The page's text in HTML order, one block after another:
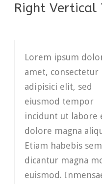
Right Vertical
Lorem ipsum
amet, consectetur
adipisici elit, sed
eiusmod tempor
incidunt ut labore
dolore magna
Etiam habebis sem
dicantur magna
euismod.